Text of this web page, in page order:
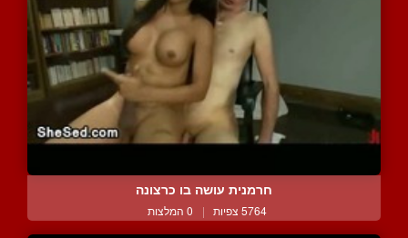
חרמנית עושה בו כרצונה
5764 צפיות | 0 המלצות